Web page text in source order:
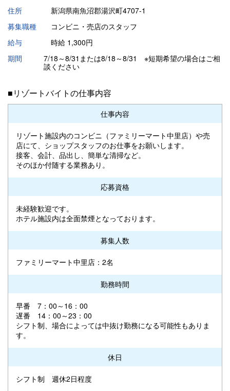
住所
新潟県南魚沼郡湯沢町4707-1
募集職種
コンビニ・売店のスタッフ
給与
時給 1,300円
期間
7/18～8/31または8/18～8/31 ※短期希望の場合はご相
談ください
■リゾートバイトの仕事内容
仕事内容
リゾート施設内のコンビニ（ファミリーマート中里店）や売
店にて、ショップスタッフのお仕事をお願いします。
接客、会計、品出し、簡単な清掃など。
そのほか付随する業務あり。
応募資格
未経験歓迎です。
ホテル施設内は全面禁煙となっております。
募集人数
ファミリーマート中里店：2名
勤務時間
早番 7：00～16：00
遅番 14：00～23：00
シフト制、場合によっては中抜け勤務になる可能性もありま
す。
休日
シフト制 週休2日程度